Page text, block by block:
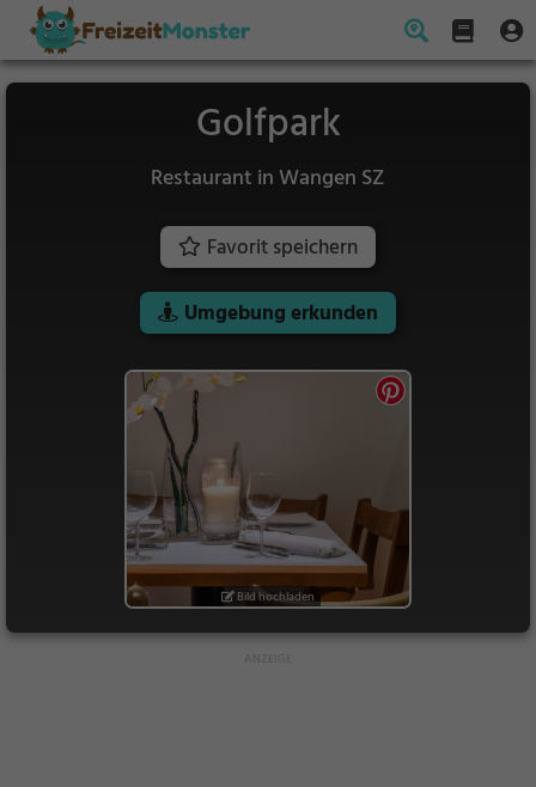
Golfpark
Restaurant in Wangen SZ
Favorit speichern
Umgebung erkunden
Bild hochladen